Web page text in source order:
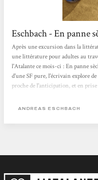
Eschbach - En panne
Après une excursion dans la
une littérature pour adultes au
l'Atalante ce mois-ci : En panne
d'une SF pure, l'écrivain explore
proche de l'anticipation, et en
Westermann a quitté l'Allemagne
ANDREAS ESCHBACH